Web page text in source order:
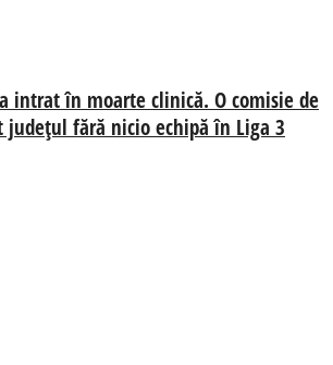
intrat în moarte clinică. O comisie de
județul fără nicio echipă în Liga 3